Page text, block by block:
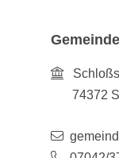
74372